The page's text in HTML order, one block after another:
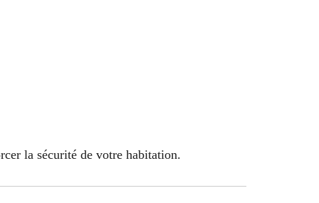
la sécurité de votre habitation.